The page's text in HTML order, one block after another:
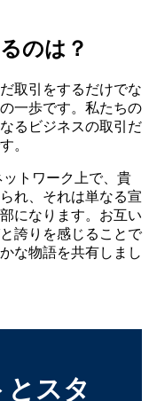
のは？
取引をするだけでな
一歩です。私たちの
るビジネスの取引だ
。
トワーク上で、貴
れ、それは単なる宣
になります。お互い
誇りを感じることで
な物語を共有しまし
スタ